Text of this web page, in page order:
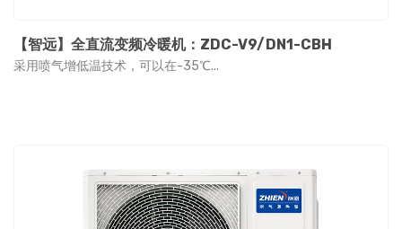
【智远】全直流变频冷暖机：ZDC-V9/DN1-CBH
采用喷气增低温技术，可以在-35℃...